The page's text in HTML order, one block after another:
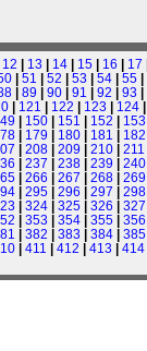
12 | 13 | 14 | 15 | 16 | 17
| 51 | 52 | 53 | 54 | 55 |
| 89 | 90 | 91 | 92 | 93 |
| 121 | 122 | 123 | 124 |
| 150 | 151 | 152 | 153
| 179 | 180 | 181 | 182
| 208 | 209 | 210 | 211
| 237 | 238 | 239 | 240
| 266 | 267 | 268 | 269
| 295 | 296 | 297 | 298
| 324 | 325 | 326 | 327
| 353 | 354 | 355 | 356
| 382 | 383 | 384 | 385
| 411 | 412 | 413 | 414